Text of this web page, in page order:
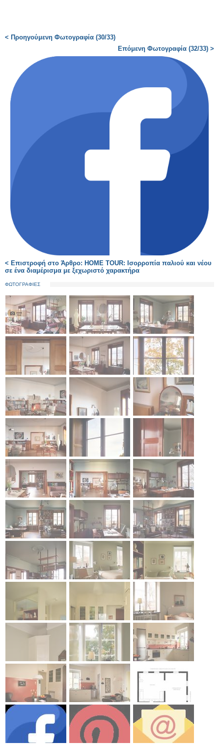
< Προηγούμενη Φωτογραφία (30/33)
Επόμενη Φωτογραφία (32/33) >
< Επιστροφή στο Άρθρο: HOME TOUR: Ισορροπία παλιού και νέου
σε ένα διαμέρισμα με ξεχωριστό χαρακτήρα
ΦΩΤΟΓΡΑΦΙΕΣ